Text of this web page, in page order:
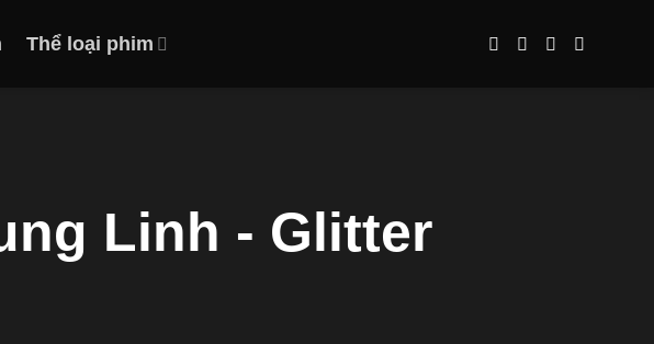
Thể loại phim
Linh - Glitter